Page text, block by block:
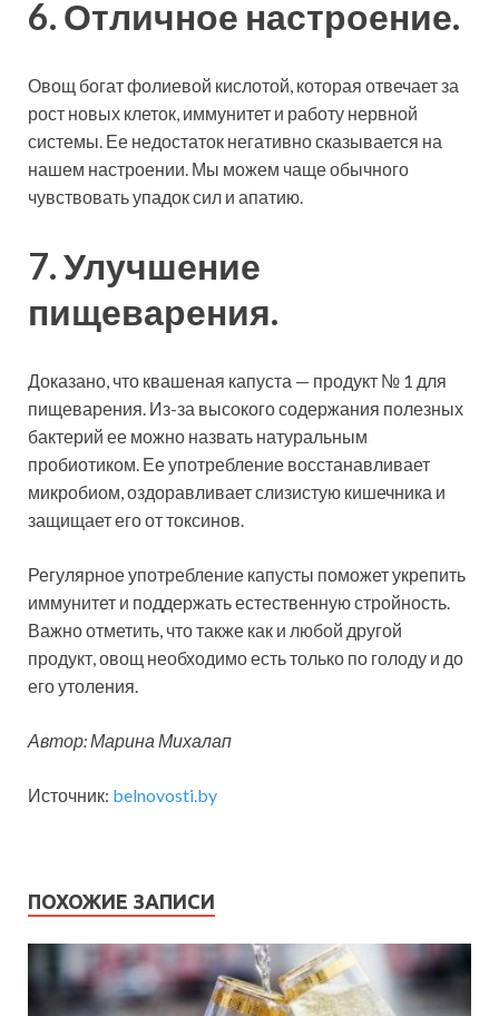
6. Отличное настроение.
Овощ богат фолиевой кислотой, которая отвечает за
рост новых клеток, иммунитет и работу нервной
системы. Ее недостаток негативно сказывается на
нашем настроении. Мы можем чаще обычного
чувствовать упадок сил и апатию.
7. Улучшение
пищеварения.
Доказано, что квашеная капуста — продукт № 1 для
пищеварения. Из-за высокого содержания полезных
бактерий ее можно назвать натуральным
пробиотиком. Ее употребление восстанавливает
микробиом, оздоравливает слизистую кишечника и
защищает его от токсинов.
Регулярное употребление капусты поможет укрепить
иммунитет и поддержать естественную стройность.
Важно отметить, что также как и любой другой
продукт, овощ необходимо есть только по голоду и до
его утоления.
Автор: Марина Михалап
Источник: belnovosti.by
ПОХОЖИЕ ЗАПИСИ